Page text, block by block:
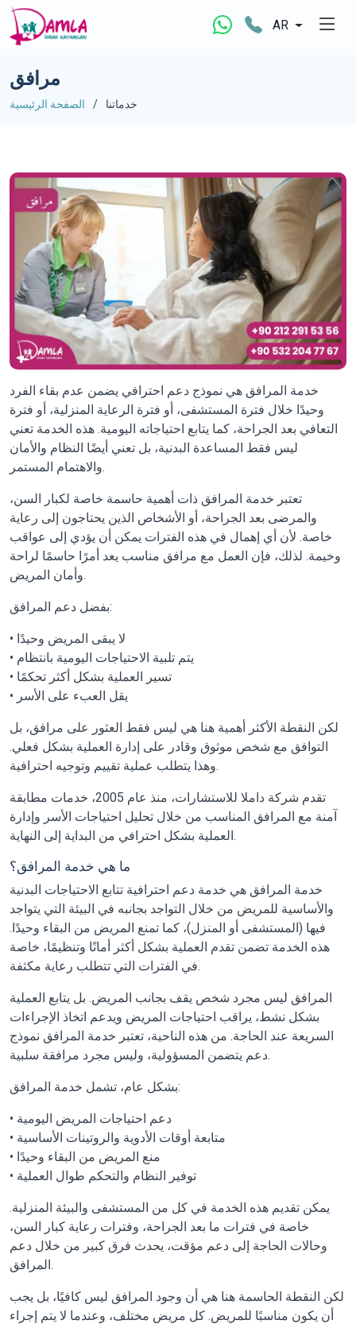
AR
مرافق
الصفحة الرئيسية خدماتنا
خدمة المرافق هي نموذج دعم احترافي يضمن عدم بقاء الفرد
وحيدًا خلال فترة المستشفى، أو فترة الرعاية المنزلية، أو فترة
التعافي بعد الجراحة، كما يتابع احتياجاته اليومية. هذه الخدمة تعني
ليس فقط المساعدة البدنية، بل تعني أيضًا النظام والأمان
والاهتمام المستمر.
تعتبر خدمة المرافق ذات أهمية حاسمة خاصة لكبار السن،
والمرضى بعد الجراحة، أو الأشخاص الذين يحتاجون إلى رعاية
خاصة. لأن أي إهمال في هذه الفترات يمكن أن يؤدي إلى عواقب
وخيمة. لذلك، فإن العمل مع مرافق مناسب يعد أمرًا حاسمًا لراحة
وأمان المريض.
بفضل دعم المرافق:
• لا يبقى المريض وحيدًا
• يتم تلبية الاحتياجات اليومية بانتظام
• تسير العملية بشكل أكثر تحكمًا
• يقل العبء على الأسر
لكن النقطة الأكثر أهمية هنا هي ليس فقط العثور على مرافق، بل
التوافق مع شخص موثوق وقادر على إدارة العملية بشكل فعلي.
وهذا يتطلب عملية تقييم وتوجيه احترافية.
تقدم شركة داملا للاستشارات، منذ عام 2005، خدمات مطابقة
آمنة مع المرافق المناسب من خلال تحليل احتياجات الأسر وإدارة
العملية بشكل احترافي من البداية إلى النهاية.
ما هي خدمة المرافق؟
خدمة المرافق هي خدمة دعم احترافية تتابع الاحتياجات البدنية
والأساسية للمريض من خلال التواجد بجانبه في البيئة التي يتواجد
فيها (المستشفى أو المنزل)، كما تمنع المريض من البقاء وحيدًا.
هذه الخدمة تضمن تقدم العملية بشكل أكثر أمانًا وتنظيمًا، خاصة
في الفترات التي تتطلب رعاية مكثفة.
المرافق ليس مجرد شخص يقف بجانب المريض. بل يتابع العملية
بشكل نشط، يراقب احتياجات المريض ويدعم اتخاذ الإجراءات
السريعة عند الحاجة. من هذه الناحية، تعتبر خدمة المرافق نموذج
دعم يتضمن المسؤولية، وليس مجرد مرافقة سلبية.
بشكل عام، تشمل خدمة المرافق:
• دعم احتياجات المريض اليومية
• متابعة أوقات الأدوية والروتينات الأساسية
• منع المريض من البقاء وحيدًا
• توفير النظام والتحكم طوال العملية
يمكن تقديم هذه الخدمة في كل من المستشفى والبيئة المنزلية.
خاصة في فترات ما بعد الجراحة، وفترات رعاية كبار السن،
وحالات الحاجة إلى دعم مؤقت، يحدث فرق كبير من خلال دعم
المرافق.
لكن النقطة الحاسمة هنا هي أن وجود المرافق ليس كافيًا، بل يجب
أن يكون مناسبًا للمريض. كل مريض مختلف، وعندما لا يتم إجراء